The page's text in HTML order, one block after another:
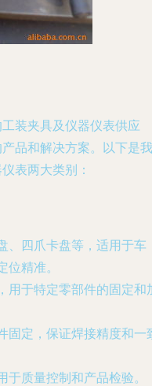
装夹具及仪器仪表供应
品和解决方案。以下是我
表两大类别：
、四爪卡盘等，适用于车
精准。
用于特定零部件的固定和
固定，保证焊接精度和一
质量控制和产品检验。